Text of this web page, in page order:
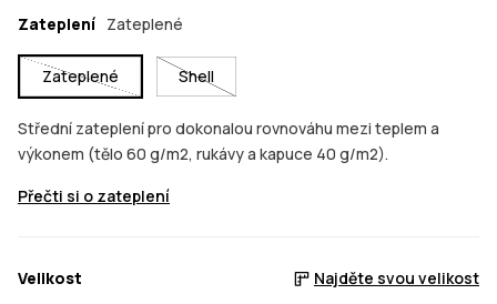
Zateplení Zateplené
Zateplené Shell
Střední zateplení pro dokonalou rovnováhu mezi teplem a
výkonem (tělo 60 g/m2, rukávy a kapuce 40 g/m2).
Přečti si o zateplení
Velikost Najděte svou velikost